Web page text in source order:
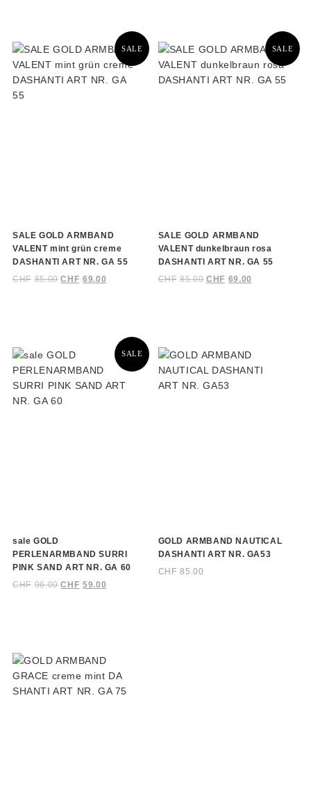
SALE
SALE GOLD ARMBAND
VALENT mint grün creme
DASHANTI ART NR. GA 55
CHF 85.00 CHF 69.00
SALE
SALE GOLD ARMBAND
VALENT dunkelbraun rosa
DASHANTI ART NR. GA 55
CHF 85.00 CHF 69.00
SALE
sale GOLD
PERLENARMBAND SURRI
PINK SAND ART NR. GA 60
CHF 96.00 CHF 59.00
GOLD ARMBAND NAUTICAL
DASHANTI ART NR. GA53
CHF 85.00